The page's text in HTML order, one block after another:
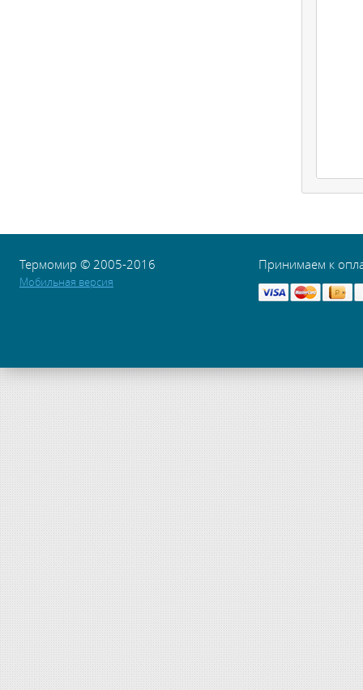
Термомир © 2005-2016
Мобильная версия
Принимаем к